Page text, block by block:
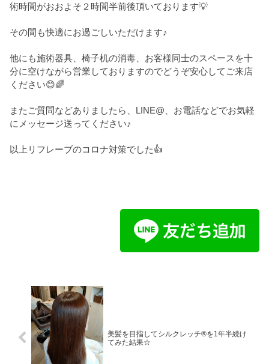
術時間がおおよそ２時間半前後頂いております💡
その間も快適にお過ごしいただけます♪
他にも施術器具、椅子机の消毒、お客様同士のスペースを十
分に空けながら営業しておりますのでどうぞ安心してご来店
ください😊🌈
またご質問などありましたら、LINE@、お電話などでお気軽
にメッセージ送ってください♪
以上リフレーブのコロナ対策でした👍
美髪を目指してシルクレッチ®を1年半続け
てみた結果☆